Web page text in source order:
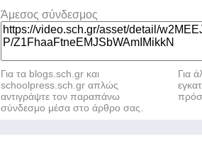
Άμεσος σύνδεσμος
Για τα blogs.sch.gr και
schoolpress.sch.gr απλώς
αντιγράψτε τον παραπάνω
σύνδεσμο μέσα στο άρθρο σας.
Για